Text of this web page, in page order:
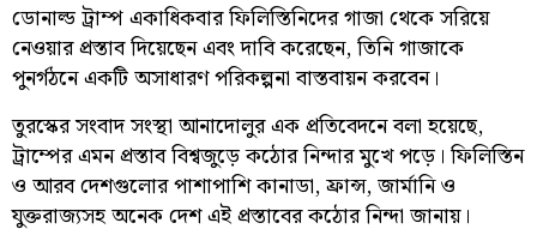
ডোনাল্ড ট্রাম্প একাধিকবার ফিলিস্তিনিদের গাজা থেকে সরিয়ে
নেওয়ার প্রস্তাব দিয়েছেন এবং দাবি করেছেন, তিনি গাজাকে
পুনর্গঠনে একটি অসাধারণ পরিকল্পনা বাস্তবায়ন করবেন।
তুরস্কের সংবাদ সংস্থা আনাদোলুর এক প্রতিবেদনে বলা হয়েছে,
ট্রাম্পের এমন প্রস্তাব বিশ্বজুড়ে কঠোর নিন্দার মুখে পড়ে। ফিলিস্তিন
ও আরব দেশগুলোর পাশাপাশি কানাডা, ফ্রান্স, জার্মানি ও
যুক্তরাজ্যসহ অনেক দেশ এই প্রস্তাবের কঠোর নিন্দা জানায়।